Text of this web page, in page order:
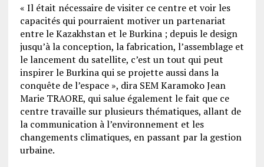
« Il était nécessaire de visiter ce centre et voir les
capacités qui pourraient motiver un partenariat
entre le Kazakhstan et le Burkina ; depuis le design
jusqu’à la conception, la fabrication, l’assemblage et
le lancement du satellite, c’est un tout qui peut
inspirer le Burkina qui se projette aussi dans la
conquête de l’espace », dira SEM Karamoko Jean
Marie TRAORE, qui salue également le fait que ce
centre travaille sur plusieurs thématiques, allant de
la communication à l’environnement et les
changements climatiques, en passant par la gestion
urbaine.